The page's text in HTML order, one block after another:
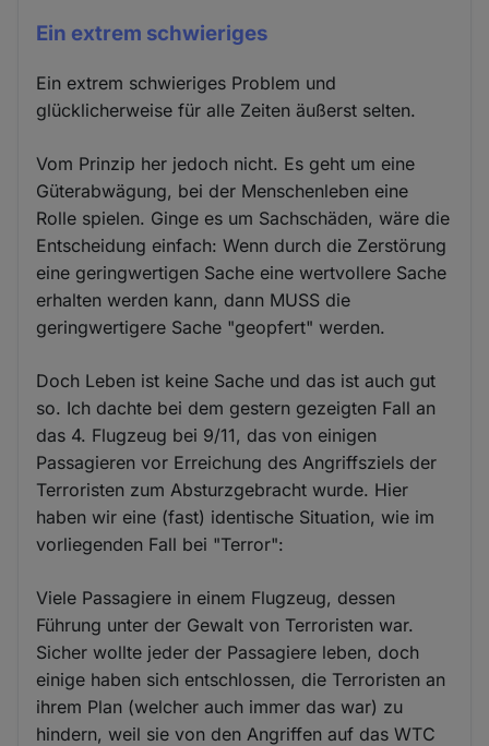
Ein extrem schwieriges
Ein extrem schwieriges Problem und
glücklicherweise für alle Zeiten äußerst selten.
Vom Prinzip her jedoch nicht. Es geht um eine
Güterabwägung, bei der Menschenleben eine
Rolle spielen. Ginge es um Sachschäden, wäre die
Entscheidung einfach: Wenn durch die Zerstörung
eine geringwertigen Sache eine wertvollere Sache
erhalten werden kann, dann MUSS die
geringwertigere Sache "geopfert" werden.
Doch Leben ist keine Sache und das ist auch gut
so. Ich dachte bei dem gestern gezeigten Fall an
das 4. Flugzeug bei 9/11, das von einigen
Passagieren vor Erreichung des Angriffsziels der
Terroristen zum Absturzgebracht wurde. Hier
haben wir eine (fast) identische Situation, wie im
vorliegenden Fall bei "Terror":
Viele Passagiere in einem Flugzeug, dessen
Führung unter der Gewalt von Terroristen war.
Sicher wollte jeder der Passagiere leben, doch
einige haben sich entschlossen, die Terroristen an
ihrem Plan (welcher auch immer das war) zu
hindern, weil sie von den Angriffen auf das WTC